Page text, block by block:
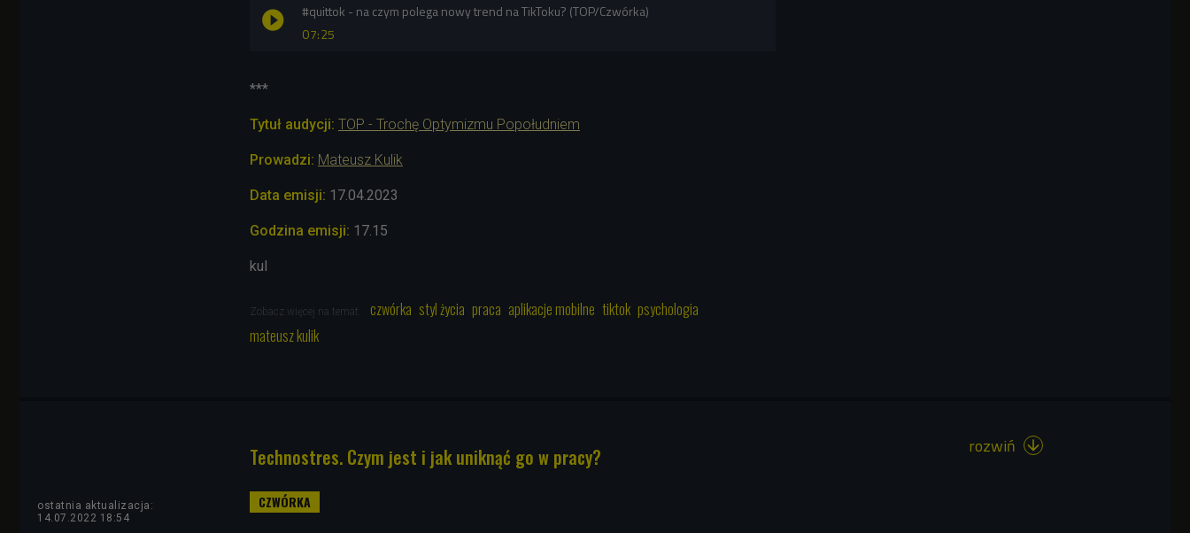
07:25
#quittok - na czym polega nowy trend na TikToku? (TOP/Czwórka)
***
Tytuł audycji: TOP - Trochę Optymizmu Popołudniem
Prowadzi: Mateusz Kulik
Data emisji: 17.04.2023
Godzina emisji: 17.15
kul
Zobacz więcej na temat: czwórka styl życia praca aplikacje mobilne tiktok psychologia
mateusz kulik
Technostres. Czym jest i jak uniknąć go w pracy?
ostatnia aktualizacja:
14.07.2022 18:54
rozwiń 